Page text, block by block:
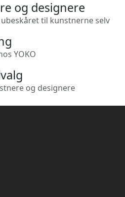
og designere
til kunstnerne selv
YOKO
og designere